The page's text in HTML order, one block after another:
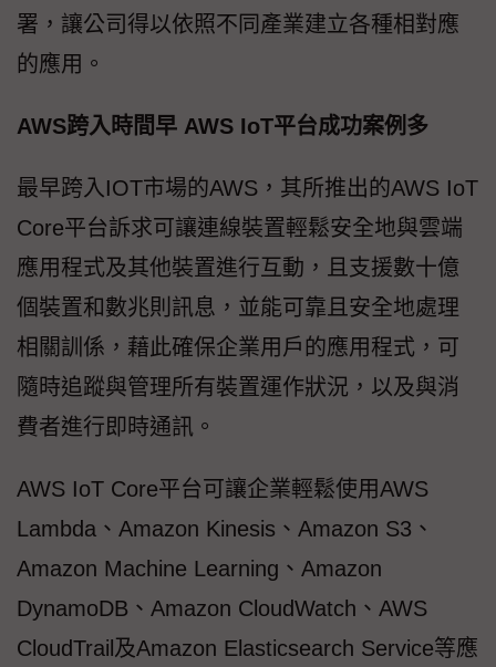
署，讓公司得以依照不同產業建立各種相對應
的應用。
AWS跨入時間早 AWS IoT平台成功案例多
最早跨入IOT市場的AWS，其所推出的AWS IoT
Core平台訴求可讓連線裝置輕鬆安全地與雲端
應用程式及其他裝置進行互動，且支援數十億
個裝置和數兆則訊息，並能可靠且安全地處理
相關訓係，藉此確保企業用戶的應用程式，可
隨時追蹤與管理所有裝置運作狀況，以及與消
費者進行即時通訊。
AWS IoT Core平台可讓企業輕鬆使用AWS
Lambda、Amazon Kinesis、Amazon S3、
Amazon Machine Learning、Amazon
DynamoDB、Amazon CloudWatch、AWS
CloudTrail及Amazon Elasticsearch Service等應